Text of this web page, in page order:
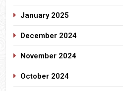
January 2025
December 2024
November 2024
October 2024